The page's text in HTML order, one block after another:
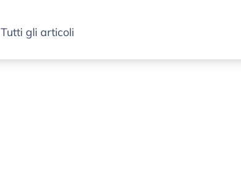
Tutti gli articoli